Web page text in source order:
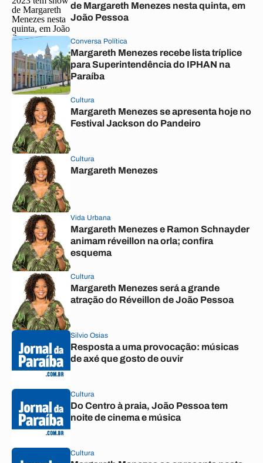
de Margareth Menezes nesta quinta, em
João Pessoa
Conversa Política
Margareth Menezes recebe lista tríplice
para Superintendência do IPHAN na
Paraíba
Cultura
Margareth Menezes se apresenta hoje no
Festival Jackson do Pandeiro
Cultura
Margareth Menezes
Vida Urbana
Margareth Menezes e Ramon Schnayder
animam réveillon na orla; confira
esquema
Cultura
Margareth Menezes será a grande
atração do Réveillon de João Pessoa
Silvio Osias
Resposta a uma provocação: músicas
de axé que gosto de ouvir
Cultura
Do Centro à praia, João Pessoa tem
noite de cinema e música
Cultura